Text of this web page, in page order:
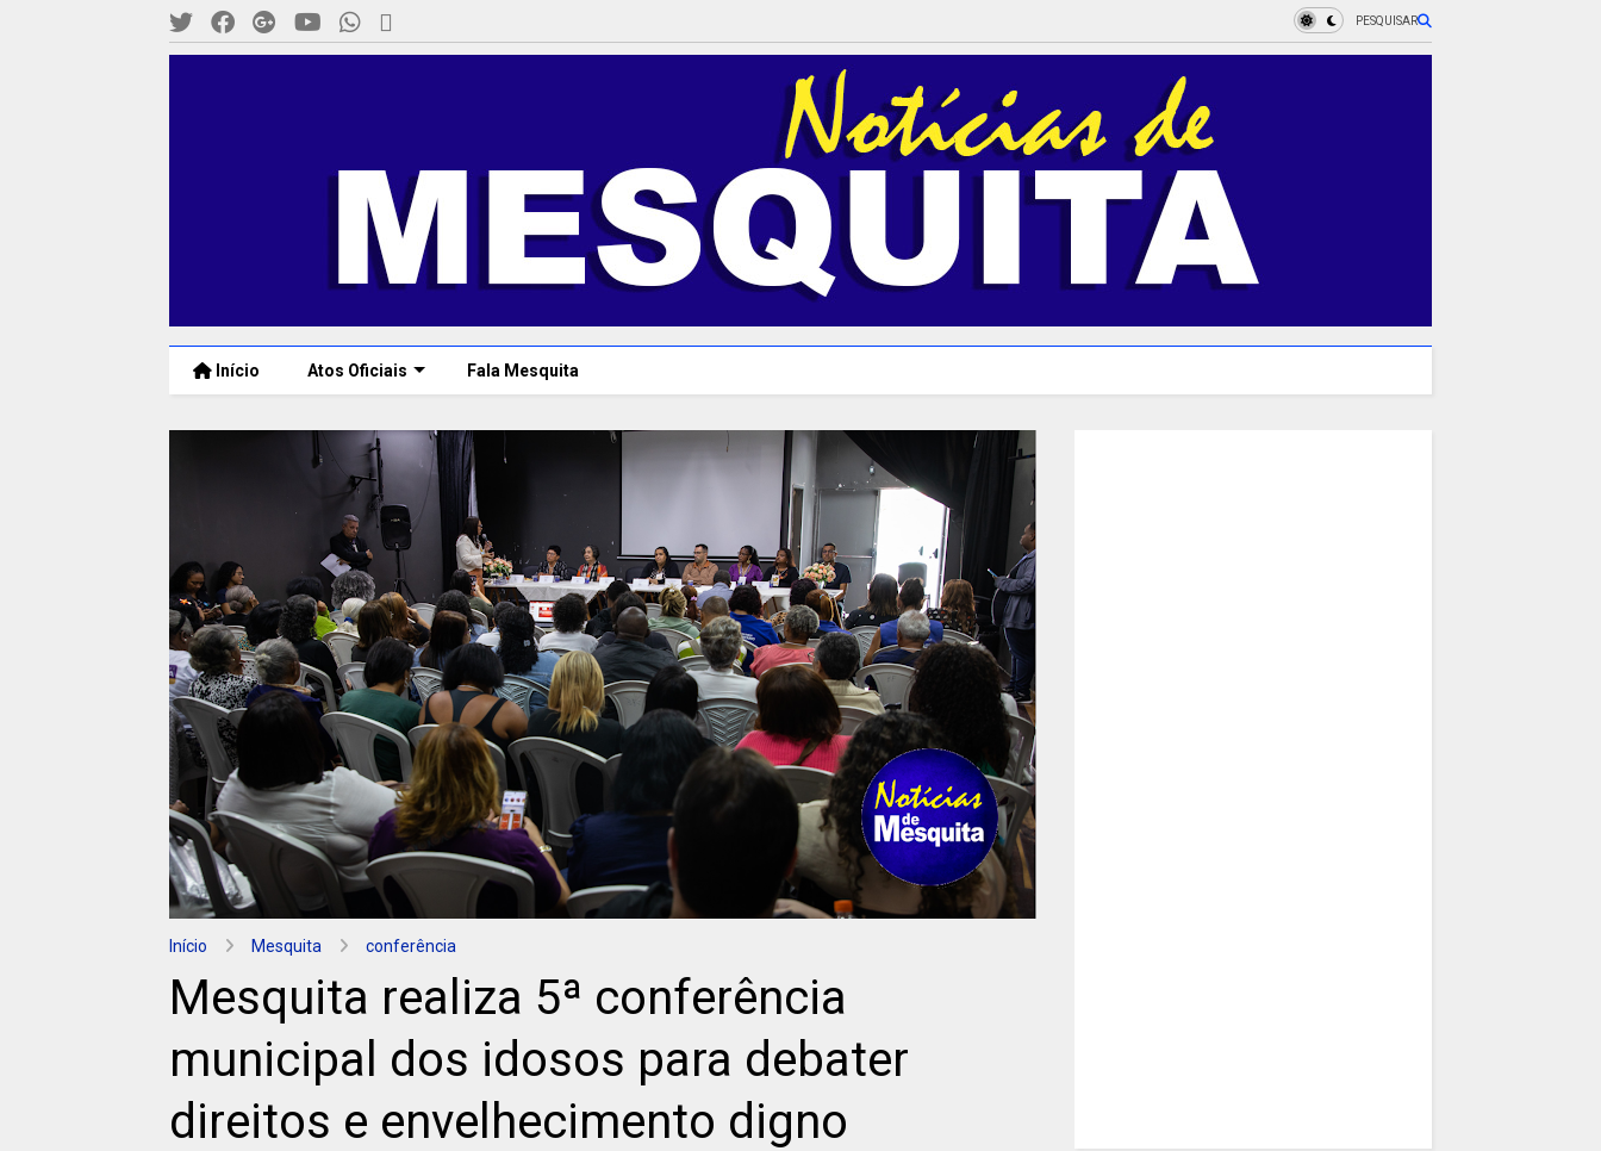
PESQUISAR
Início Atos Oficiais Fala Mesquita
Início Mesquita conferência
Mesquita realiza 5ª conferência
municipal dos idosos para debater
direitos e envelhecimento digno